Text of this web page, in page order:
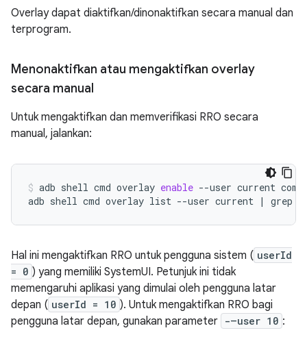
Overlay dapat diaktifkan/dinonaktifkan secara manual dan
terprogram.
Menonaktifkan atau mengaktifkan overlay
secara manual
Untuk mengaktifkan dan memverifikasi RRO secara
manual, jalankan:
adb shell cmd overlay enable --user current
adb shell cmd overlay list --user current | grep
Hal ini mengaktifkan RRO untuk pengguna sistem ( userId
= 0 ) yang memiliki SystemUI. Petunjuk ini tidak
memengaruhi aplikasi yang dimulai oleh pengguna latar
depan ( userId = 10 ). Untuk mengaktifkan RRO bagi
pengguna latar depan, gunakan parameter -–user 10 :